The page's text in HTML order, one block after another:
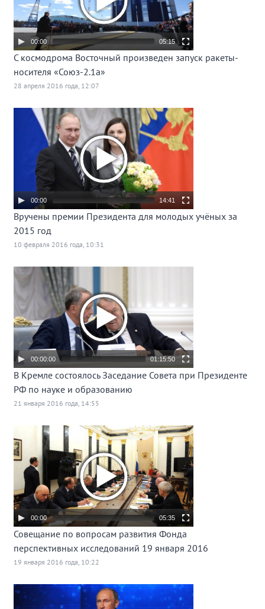
00:00 05:15
С космодрома Восточный произведен запуск ракеты-
носителя «Союз-2.1а»
28 апреля 2016 года, 12:07
00:00 14:41
Вручены премии Президента для молодых учёных за
2015 год
10 февраля 2016 года, 10:31
00:00:00 01:15:50
В Кремле состоялось Заседание Совета при Президенте
РФ по науке и образованию
21 января 2016 года, 14:55
00:00 05:35
Совещание по вопросам развития Фонда
перспективных исследований 19 января 2016
19 января 2016 года, 10:22